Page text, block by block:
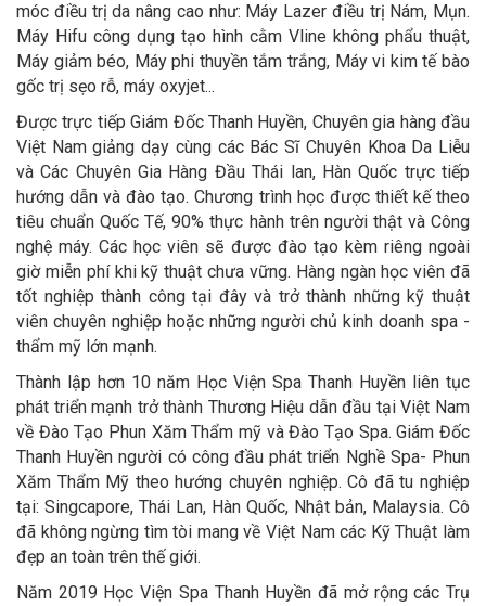
móc điều trị da nâng cao như: Máy Lazer điều trị Nám, Mụn.
Máy Hifu công dụng tạo hình cằm Vline không phẩu thuật,
Máy giảm béo, Máy phi thuyền tắm trắng, Máy vi kim tế bào
gốc trị sẹo rỗ, máy oxyjet...
Được trực tiếp Giám Đốc Thanh Huyền, Chuyên gia hàng đầu
Việt Nam giảng dạy cùng các Bác Sĩ Chuyên Khoa Da Liễu
và Các Chuyên Gia Hàng Đầu Thái lan, Hàn Quốc trực tiếp
hướng dẫn và đào tạo. Chương trình học được thiết kế theo
tiêu chuẩn Quốc Tế, 90% thực hành trên người thật và Công
nghệ máy. Các học viên sẽ được đào tạo kèm riêng ngoài
giờ miễn phí khi kỹ thuật chưa vững. Hàng ngàn học viên đã
tốt nghiệp thành công tại đây và trở thành những kỹ thuật
viên chuyên nghiệp hoặc những người chủ kinh doanh spa -
thẩm mỹ lớn mạnh.
Thành lập hơn 10 năm Học Viện Spa Thanh Huyền liên tục
phát triển mạnh trở thành Thương Hiệu dẫn đầu tại Việt Nam
về Đào Tạo Phun Xăm Thẩm mỹ và Đào Tạo Spa. Giám Đốc
Thanh Huyền người có công đầu phát triển Nghề Spa- Phun
Xăm Thẩm Mỹ theo hướng chuyên nghiệp. Cô đã tu nghiệp
tại: Singcapore, Thái Lan, Hàn Quốc, Nhật bản, Malaysia. Cô
đã không ngừng tìm tòi mang về Việt Nam các Kỹ Thuật làm
đẹp an toàn trên thế giới.
Năm 2019 Học Viện Spa Thanh Huyền đã mở rộng các Trụ